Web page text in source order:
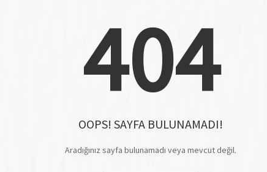
404
OOPS! SAYFA BULUNAMADI!
Aradığınız sayfa bulunamadı veya mevcut değil.